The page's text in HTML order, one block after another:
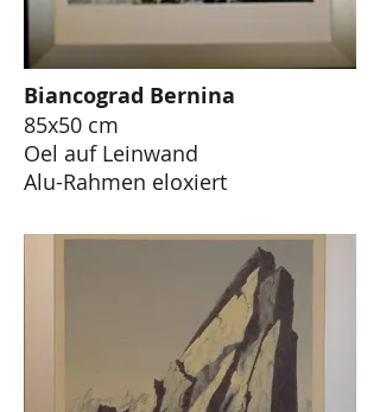
Biancograd Bernina
85x50 cm
Oel auf Leinwand
Alu-Rahmen eloxiert